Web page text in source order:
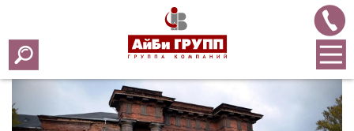
Назад